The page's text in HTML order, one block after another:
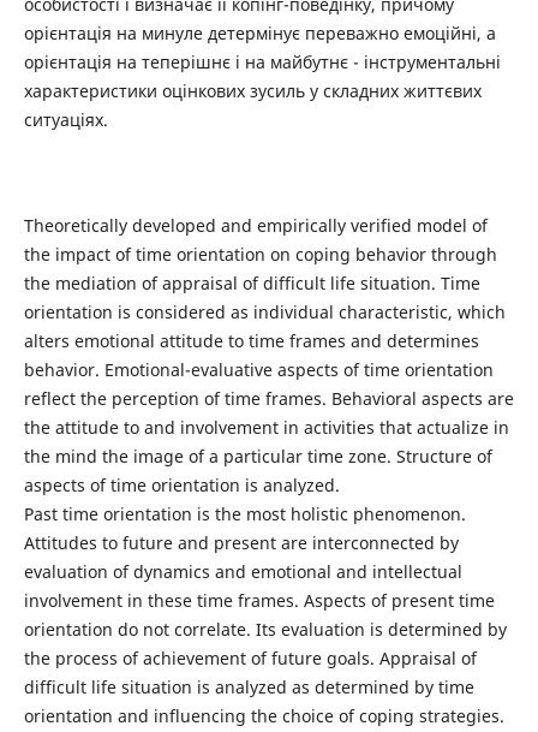
орієнтація на минуле детермінує переважно емоційні, а
орієнтація на теперішнє і на майбутнє - інструментальні
характеристики оцінкових зусиль у складних життєвих
ситуаціях.
Theoretically developed and empirically verified model of
the impact of time orientation on coping behavior through
the mediation of appraisal of difficult life situation. Time
orientation is considered as individual characteristic, which
alters emotional attitude to time frames and determines
behavior. Emotional-evaluative aspects of time orientation
reflect the perception of time frames. Behavioral aspects are
the attitude to and involvement in activities that actualize in
the mind the image of a particular time zone. Structure of
aspects of time orientation is analyzed.
Past time orientation is the most holistic phenomenon.
Attitudes to future and present are interconnected by
evaluation of dynamics and emotional and intellectual
involvement in these time frames. Aspects of present time
orientation do not correlate. Its evaluation is determined by
the process of achievement of future goals. Appraisal of
difficult life situation is analyzed as determined by time
orientation and influencing the choice of coping strategies.